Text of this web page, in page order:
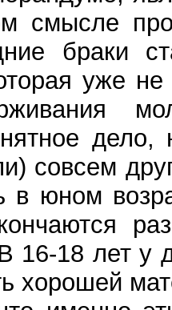
смысле
браки
уже
совсем
в юном
16-18 лет у
хорошей